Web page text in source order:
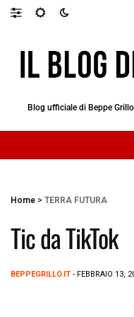
Blog ufficiale di Beppe
Home > TERRA FUTURA
Tic da TikTok
BEPPEGRILLO.IT - FEBBRAIO 13,